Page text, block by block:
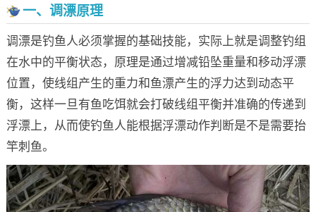
一、调漂原理
调漂是钓鱼人必须掌握的基础技能，实际上就是调整钓组
在水中的平衡状态，原理是通过增减铅坠重量和移动浮漂
位置，使线组产生的重力和鱼漂产生的浮力达到动态平
衡，这样一旦有鱼吃饵就会打破线组平衡并准确的传递到
浮漂上，从而使钓鱼人能根据浮漂动作判断是不是需要抬
竿刺鱼。